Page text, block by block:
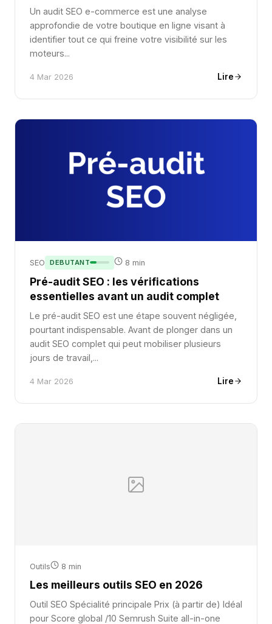
Un audit SEO e-commerce est une analyse
approfondie de votre boutique en ligne visant à
identifier tout ce qui freine votre visibilité sur les
moteurs...
4 Mar 2026 Lire
SEO DEBUTANT 8 min
Pré-audit SEO : les vérifications
essentielles avant un audit complet
Le pré-audit SEO est une étape souvent négligée,
pourtant indispensable. Avant de plonger dans un
audit SEO complet qui peut mobiliser plusieurs
jours de travail,...
4 Mar 2026 Lire
Outils 8 min
Les meilleurs outils SEO en 2026
Outil SEO Spécialité principale Prix (à partir de) Idéal
pour Score global /10 Semrush Suite all-in-one